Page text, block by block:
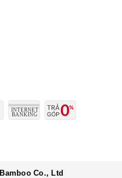
Bamboo Co., Ltd